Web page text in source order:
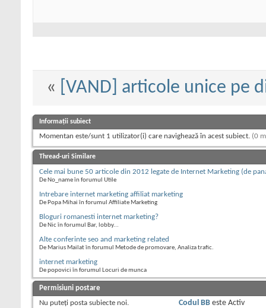
« [VAND] articole unice pe
Informații subiect
Momentan este/sunt 1 utilizator(i) care navighează în acest subiect. (0
Thread-uri Similare
Cele mai bune 50 articole din 2012 legate de Internet Marketing (de
De No_name în forumul Utile
Intrebare internet marketing affiliat marketing
De Popa Mihai în forumul Affiliate Marketing
Bloguri romanesti internet marketing?
De Nic în forumul Bar, lobby...
Alte conferinte seo and marketing related
De Marius Mailat în forumul Metode de promovare, Analiza trafic.
internet marketing
De popovici în forumul Locuri de munca
Permisiuni postare
Nu puteţi posta subiecte noi.
Codul BBeste Activ